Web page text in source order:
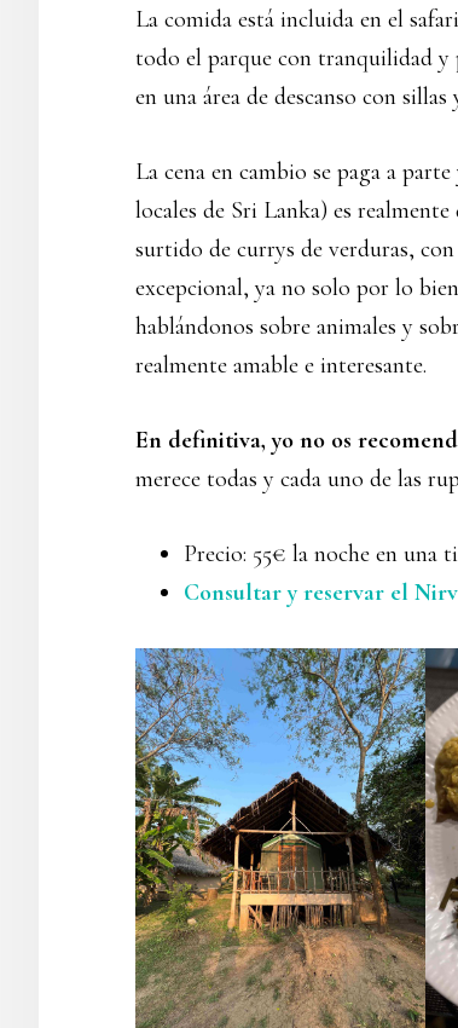
La comida está incluida en el
todo el parque con tranquilidad y
en una área de descanso con sillas
La cena en cambio se paga a
locales de Sri Lanka) es
surtido de currys de verduras,
excepcional, ya no solo por lo
hablándonos sobre animales y
realmente amable e interesante.
En definitiva, yo no os
merece todas y cada uno de las
Precio: 55€ la noche en una
Consultar y reservar el